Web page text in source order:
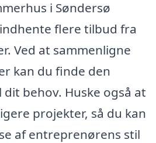
i Søndersø
flere tilbud fra
Ved at sammenligne
kan du finde den
behov. Huske også at
projekter, så du kan
af entreprenørens stil